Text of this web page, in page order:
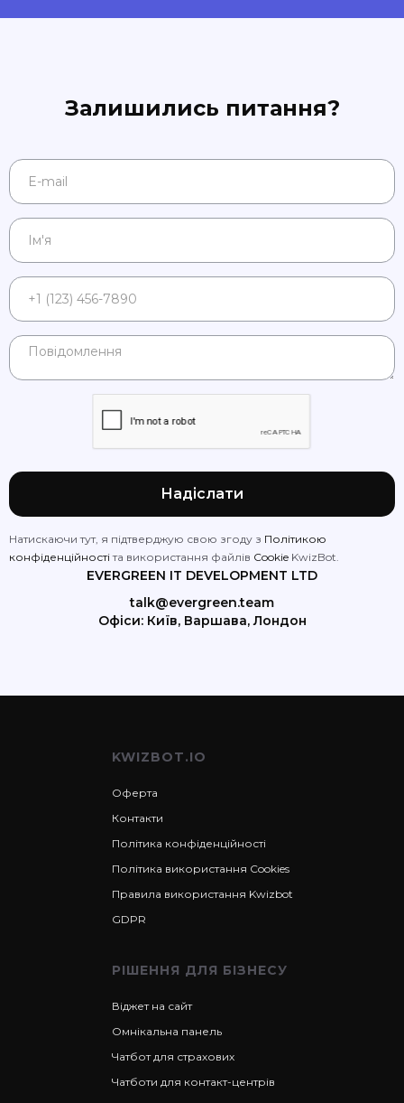
Залишились питання?
Натискаючи тут, я підтверджую свою згоду з Політикою
конфіденційності та використання файлів Cookie KwizBot.
EVERGREEN IT DEVELOPMENT LTD
talk@evergreen.team
Офіси: Київ, Варшава, Лондон
KWIZBOT.IO
Оферта
Контакти
Політика конфіденційності
Політика використання Cookies
Правила використання Kwizbot
GDPR
РІШЕННЯ ДЛЯ БІЗНЕСУ
Віджет на сайт
Омнікальна панель
Чатбот для страхових
Чатботи для контакт-центрів